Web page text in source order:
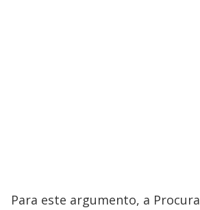
Para este argumento, a